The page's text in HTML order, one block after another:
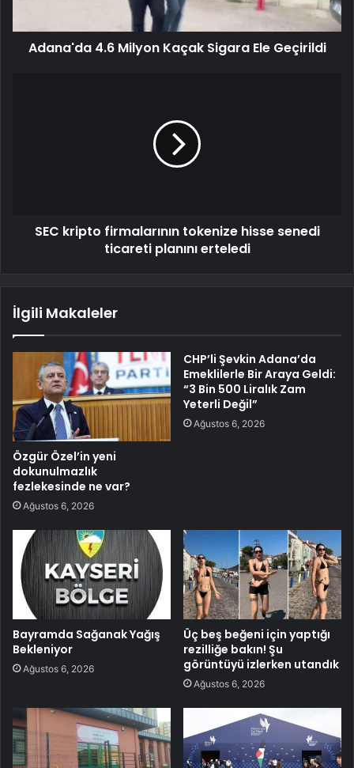
Adana'da 4.6 Milyon Kaçak Sigara Ele Geçirildi
SEC kripto firmalarının tokenize hisse senedi
ticareti planını erteledi
İlgili Makaleler
Özgür Özel’in yeni
dokunulmazlık
fezlekesinde ne var?
Ağustos 6, 2026
CHP’li Şevkin Adana’da
Emeklilerle Bir Araya Geldi:
“3 Bin 500 Liralık Zam
Yeterli Değil”
Ağustos 6, 2026
Bayramda Sağanak Yağış
Bekleniyor
Ağustos 6, 2026
Üç beş beğeni için yaptığı
rezilliğe bakın! Şu
görüntüyü izlerken utandık
Ağustos 6, 2026